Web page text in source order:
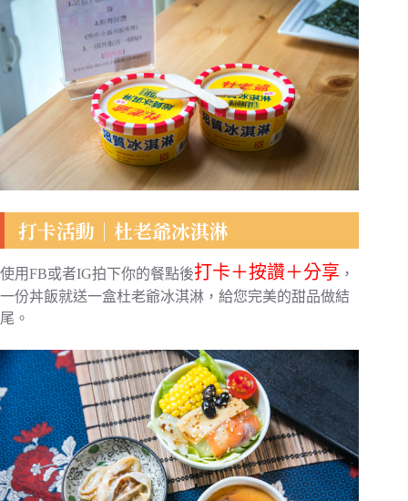
打卡活動｜杜老爺冰淇淋
使用FB或者IG拍下你的餐點後打卡＋按讚＋分享 ，
一份丼飯就送一盒杜老爺冰淇淋，給您完美的甜品做結
尾。